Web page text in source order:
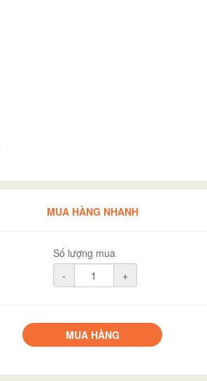
MUA HÀNG NHANH
Số lượng mua
-
+
MUA HÀNG